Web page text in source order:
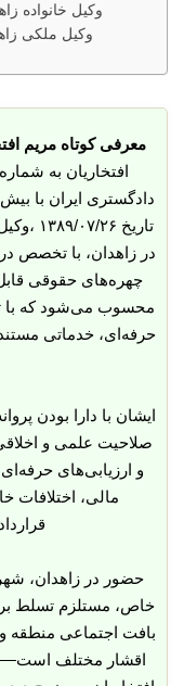
وکیل خانواده
وکیل ملکی
معرفی کوتاه مریم
افتخاریان به
دادگستری ایران با
تاریخ ۱۳۸۹/۰۷/۲۶ ،
در زاهدان، با تخصص
چهره‌های حقوقی
محسوب می‌شود که با
حرفه‌ای، خدماتی
ایشان با دارا بودن
صلاحیت علمی و
و ارزیابی‌های
مالی، اختلافات
حضور در زاهدان،
خاص، مستلزم تسلط
بافت اجتماعی منطقه و
اقشار مختلف